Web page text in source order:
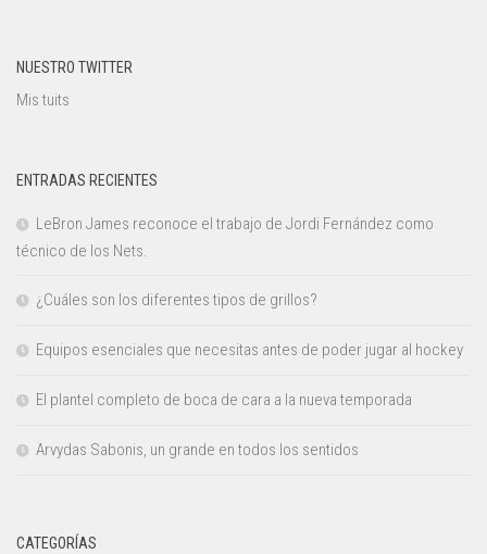
NUESTRO TWITTER
Mis tuits
ENTRADAS RECIENTES
LeBron James reconoce el trabajo de Jordi Fernández como
técnico de los Nets.
¿Cuáles son los diferentes tipos de grillos?
Equipos esenciales que necesitas antes de poder jugar al hockey
El plantel completo de boca de cara a la nueva temporada
Arvydas Sabonis, un grande en todos los sentidos
CATEGORÍAS